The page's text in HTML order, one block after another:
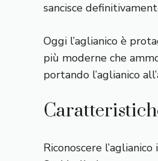
sancisce
Oggi l’aglianico è
più moderne che
portando l’aglianico
Riconoscere